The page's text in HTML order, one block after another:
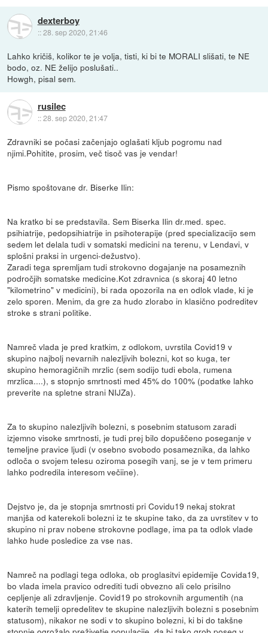
dexterboy
::28. sep 2020, 21:46
Lahko kričiš, kolikor te je volja, tisti, ki bi te MORALI slišati, te NE
bodo, oz. NE želijo poslušati..
Howgh, pisal sem.
rusilec
::28. sep 2020, 21:47
Zdravniki se počasi začenjajo oglašati kljub pogromu nad
njimi.Pohitite, prosim, več tisoč vas je vendar!
Pismo spoštovane dr. Biserke Ilin:
Na kratko bi se predstavila. Sem Biserka Ilin dr.med. spec.
psihiatrije, pedopsihiatrije in psihoterapije (pred specializacijo sem
sedem let delala tudi v somatski medicini na terenu, v Lendavi, v
splošni praksi in urgenci-dežustvo).
Zaradi tega spremljam tudi strokovno dogajanje na posameznih
področjih somatske medicine.Kot zdravnica (s skoraj 40 letno
"kilometrino" v medicini), bi rada opozorila na en odlok vlade, ki je
zelo sporen. Menim, da gre za hudo zlorabo in klasično podreditev
stroke s strani politike.
Namreč vlada je pred kratkim, z odlokom, uvrstila Covid19 v
skupino najbolj nevarnih nalezljivih bolezni, kot so kuga, ter
skupino hemoragičnih mrzlic (sem sodijo tudi ebola, rumena
mrzlica....), s stopnjo smrtnosti med 45% do 100% (podatke lahko
preverite na spletne strani NIJZa).
Za to skupino nalezljivih bolezni, s posebnim statusom zaradi
izjemno visoke smrtnosti, je tudi prej bilo dopuščeno poseganje v
temeljne pravice ljudi (v osebno svobodo posameznika, da lahko
odloča o svojem telesu oziroma posegih vanj, se je v tem primeru
lahko podredila interesom večiine).
Dejstvo je, da je stopnja smrtnosti pri Covidu19 nekaj stokrat
manjša od katerekoli bolezni iz te skupine tako, da za uvrstitev v to
skupino ni prav nobene strokovne podlage, ima pa ta odlok vlade
lahko hude posledice za vse nas.
Namreč na podlagi tega odloka, ob proglasitvi epidemije Covida19,
bo vlada imela pravico odrediti tudi obvezno ali celo prisilno
cepljenje ali zdravljenje. Covid19 po strokovnih argumentih (na
katerih temelji opredelitev te skupine nalezljivih bolezni s posebnim
statusom), nikakor ne sodi v to skupino bolezni, ki bi do takšne